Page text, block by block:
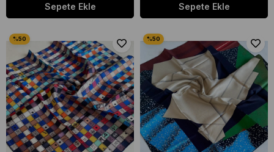
Sepete Ekle Sepete Ekle